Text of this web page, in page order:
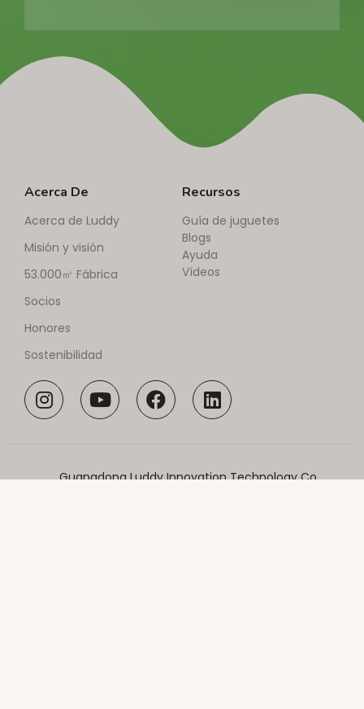
Acerca De
Acerca de Luddy
Misión y visión
53.000㎡ Fábrica
Socios
Honores
Sostenibilidad
Recursos
Guía de juguetes
Blogs
Ayuda
Vídeos
Guangdong Luddy Innovation Technology Co.,